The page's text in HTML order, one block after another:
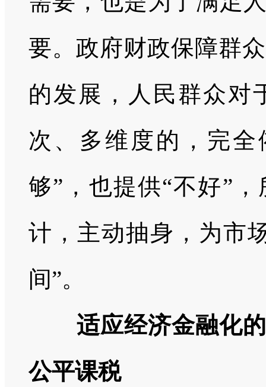
要。政府财政保障群
的发展，人民群众对
次、多维度的，完
够”，也提供“不好”
计，主动抽身，为市
间”。
适应经济金融化
公平课税